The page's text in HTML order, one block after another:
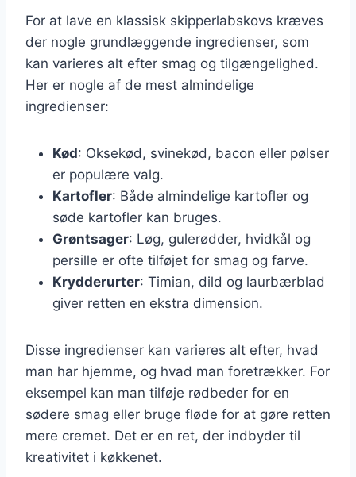
For at lave en klassisk skipperlabskovs kræves
der nogle grundlæggende ingredienser, som
kan varieres alt efter smag og tilgængelighed.
Her er nogle af de mest almindelige
ingredienser:
Kød: Oksekød, svinekød, bacon eller pølser
er populære valg.
Kartofler: Både almindelige kartofler og
søde kartofler kan bruges.
Grøntsager: Løg, gulerødder, hvidkål og
persille er ofte tilføjet for smag og farve.
Krydderurter: Timian, dild og laurbærblad
giver retten en ekstra dimension.
Disse ingredienser kan varieres alt efter, hvad
man har hjemme, og hvad man foretrækker. For
eksempel kan man tilføje rødbeder for en
sødere smag eller bruge fløde for at gøre retten
mere cremet. Det er en ret, der indbyder til
kreativitet i køkkenet.